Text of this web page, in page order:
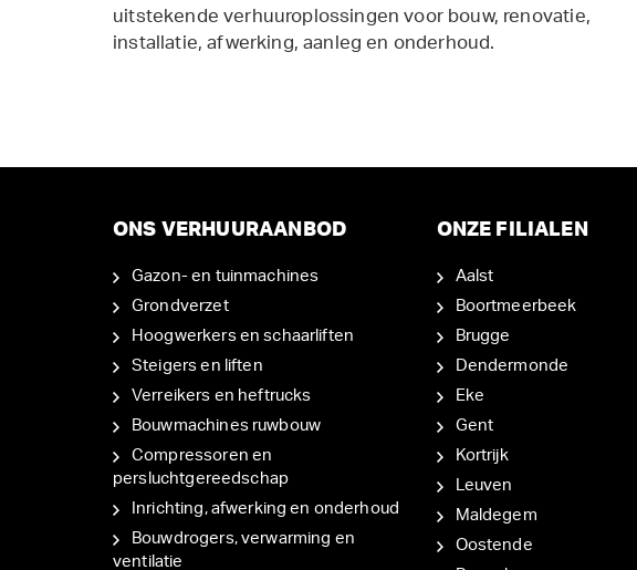
uitstekende verhuuroplossingen voor bouw, renovatie,
installatie, afwerking, aanleg en onderhoud.
ONS VERHUURAANBOD
Gazon- en tuinmachines
Grondverzet
Hoogwerkers en schaarliften
Steigers en liften
Verreikers en heftrucks
Bouwmachines ruwbouw
Compressoren en
persluchtgereedschap
Inrichting, afwerking en onderhoud
Bouwdrogers, verwarming en
ventilatie
ONZE FILIALEN
Aalst
Boortmeerbeek
Brugge
Dendermonde
Eke
Gent
Kortrijk
Leuven
Maldegem
Oostende